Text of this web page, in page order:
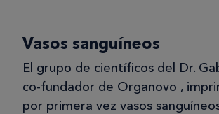
Vasos sanguíneos
El grupo de científicos del Dr.
co-fundador de Organovo ,
por primera vez vasos